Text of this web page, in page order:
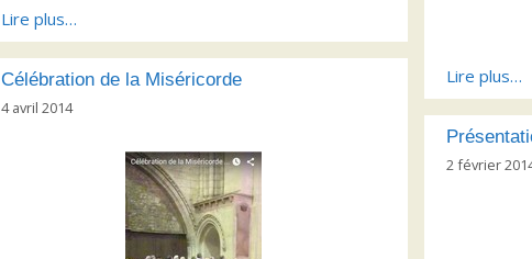
Lire plus…
Lire plus…
Célébration de la Miséricorde
4 avril 2014
2 février